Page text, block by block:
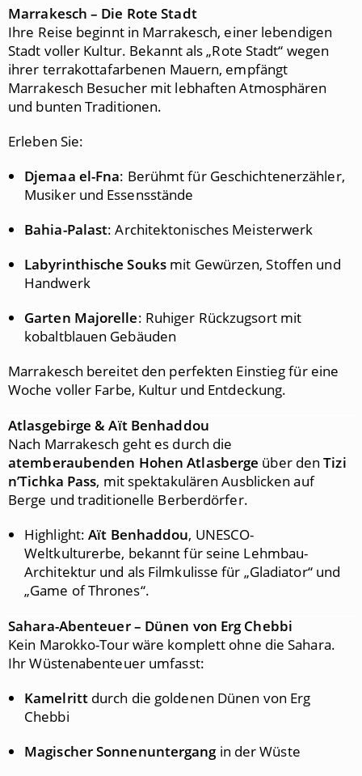
Marrakesch – Die Rote Stadt
Ihre Reise beginnt in Marrakesch, einer lebendigen
Stadt voller Kultur. Bekannt als „Rote Stadt“ wegen
ihrer terrakottafarbenen Mauern, empfängt
Marrakesch Besucher mit lebhaften Atmosphären
und bunten Traditionen.
Erleben Sie:
Djemaa el-Fna: Berühmt für Geschichtenerzähler,
Musiker und Essensstände
Bahia-Palast: Architektonisches Meisterwerk
Labyrinthische Souks mit Gewürzen, Stoffen und
Handwerk
Garten Majorelle: Ruhiger Rückzugsort mit
kobaltblauen Gebäuden
Marrakesch bereitet den perfekten Einstieg für eine
Woche voller Farbe, Kultur und Entdeckung.
Atlasgebirge & Aït Benhaddou
Nach Marrakesch geht es durch die
atemberaubenden Hohen Atlasberge über denTizi
n’Tichka Pass, mit spektakulären Ausblicken auf
Berge und traditionelle Berberdörfer.
Highlight:Aït Benhaddou, UNESCO-
Weltkulturerbe, bekannt für seine Lehmbau-
Architektur und als Filmkulisse für „Gladiator“ und
„Game of Thrones“.
Sahara-Abenteuer – Dünen von Erg Chebbi
Kein Marokko-Tour wäre komplett ohne die Sahara.
Ihr Wüstenabenteuer umfasst:
Kamelrittdurch die goldenen Dünen von Erg
Chebbi
Magischer Sonnenuntergangin der Wüste